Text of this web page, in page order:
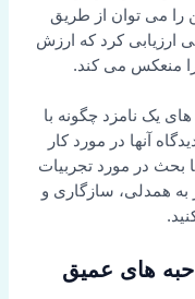
می توان از طریق
ارزیابی کرد که ارزش
منعکس می کند.
یک نامزد چگونه با
آنها در مورد کار
بحث در مورد تجربیات
به همدلی، سازگاری و
های عمیق